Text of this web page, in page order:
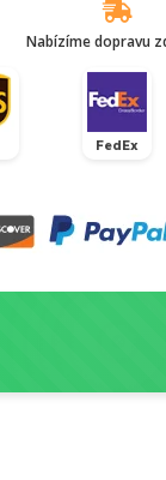
Nabízíme dopravu
FedEx